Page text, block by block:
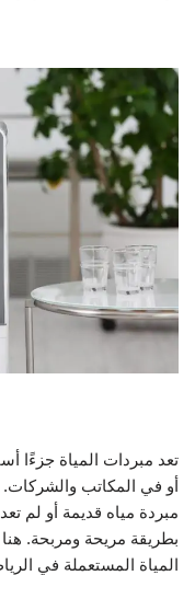
تعد مبردات المياة جزءًا
أو في المكاتب والشركات.
مبردة مياه قديمة أو لم
بطريقة مريحة ومربحة.
المياة المستعملة في